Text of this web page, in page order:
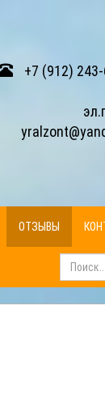
+7 (912)
ОТЗЫВЫ